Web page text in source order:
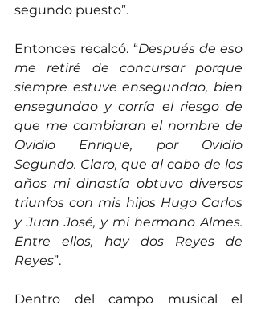
segundo puesto”.
Entonces recalcó. “Después de eso
me retiré de concursar porque
siempre estuve ensegundao, bien
ensegundao y corría el riesgo de
que me cambiaran el nombre de
Ovidio Enrique, por Ovidio
Segundo. Claro, que al cabo de los
años mi dinastía obtuvo diversos
triunfos con mis hijos Hugo Carlos
y Juan José, y mi hermano Almes.
Entre ellos, hay dos Reyes de
Reyes”.
Dentro del campo musical el